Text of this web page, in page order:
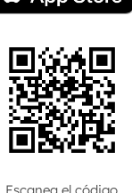
Escanea el código